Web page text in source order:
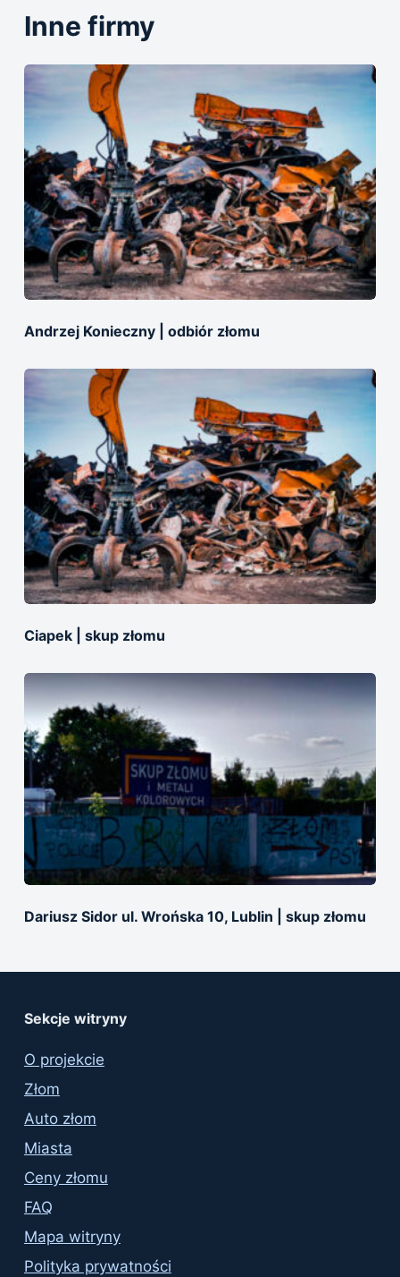
Inne firmy
Andrzej Konieczny | odbiór złomu
Ciapek | skup złomu
Dariusz Sidor ul. Wrońska 10, Lublin | skup złomu
Sekcje witryny
O projekcie
Złom
Auto złom
Miasta
Ceny złomu
FAQ
Mapa witryny
Polityka prywatności